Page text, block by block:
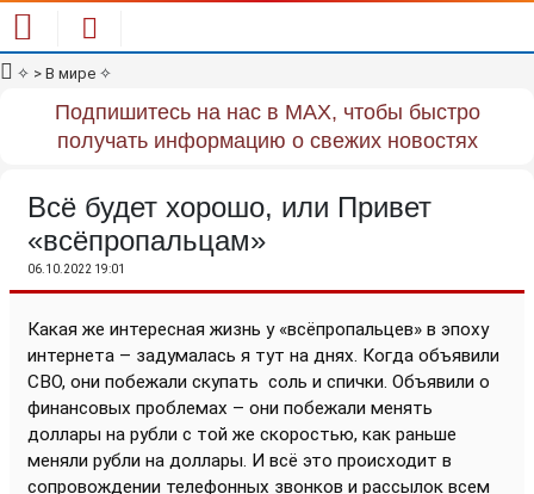
✧ > В мире ✧
Подпишитесь на нас в MAX, чтобы быстро
получать информацию о свежих новостях
Всё будет хорошо, или Привет
«всёпропальцам»
06.10.2022 19:01
Какая же интересная жизнь у «всёпропальцев» в эпоху
интернета – задумалась я тут на днях. Когда объявили
СВО, они побежали скупать соль и спички. Объявили о
финансовых проблемах – они побежали менять
доллары на рубли с той же скоростью, как раньше
меняли рубли на доллары. И всё это происходит в
сопровождении телефонных звонков и рассылок всем